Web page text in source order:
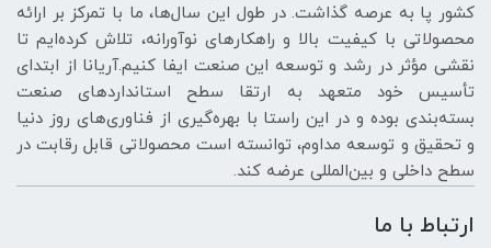
کشور پا به عرصه گذاشت. در طول این سال‌ها، ما با تمرکز بر ارائه
محصولاتی با کیفیت بالا و راهکارهای نوآورانه، تلاش کرده‌ایم تا
نقشی مؤثر در رشد و توسعه این صنعت ایفا کنیم.آریانا از ابتدای
تأسیس خود متعهد به ارتقا سطح استانداردهای صنعت
بسته‌بندی بوده و در این راستا با بهره‌گیری از فناوری‌های روز دنیا
و تحقیق و توسعه مداوم، توانسته است محصولاتی قابل رقابت در
سطح داخلی و بین‌المللی عرضه کند.
ارتباط با ما